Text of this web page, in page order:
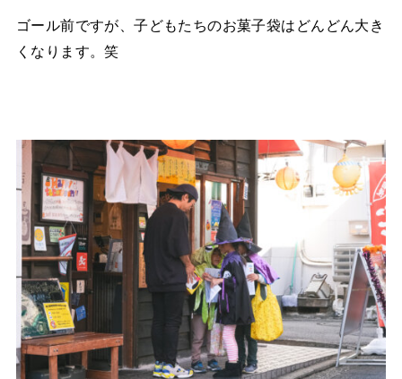
ゴール前ですが、子どもたちのお菓子袋はどんどん大き
くなります。笑